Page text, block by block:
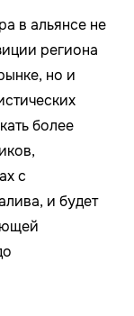
в альянсе не
региона
но и
более
с
и будет